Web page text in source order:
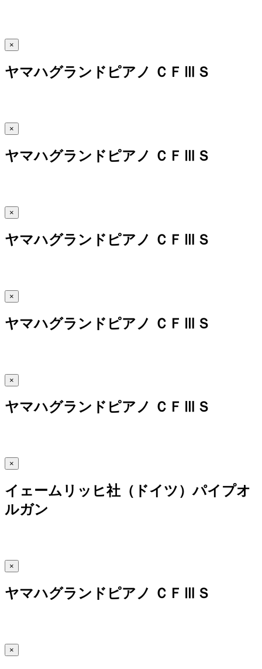
×
ヤマハグランドピアノ ＣＦⅢＳ
×
ヤマハグランドピアノ ＣＦⅢＳ
×
ヤマハグランドピアノ ＣＦⅢＳ
×
ヤマハグランドピアノ ＣＦⅢＳ
×
ヤマハグランドピアノ ＣＦⅢＳ
×
イェームリッヒ社（ドイツ）パイプオ
ルガン
×
ヤマハグランドピアノ ＣＦⅢＳ
×